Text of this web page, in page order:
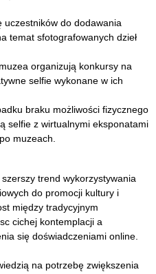
uczestników do dodawania
temat sfotografowanych dzieł
organizują konkursy na
selfie wykonane w ich
braku możliwości fizycznego
selfie z wirtualnymi eksponatami
muzeach.
trend wykorzystywania
do promocji kultury i
między tradycyjnym
cichej kontemplacji a
się doświadczeniami online.
na potrzebę zwiększenia